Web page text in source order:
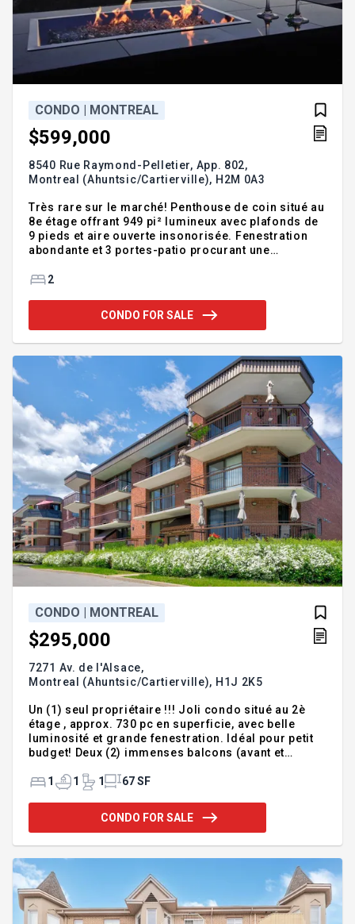
CONDO | MONTREAL
$599,000
8540 Rue Raymond-Pelletier, App. 802,
Montreal (Ahuntsic/Cartierville), H2M 0A3
Très rare sur le marché! Penthouse de coin situé au
8e étage offrant 949 pi² lumineux avec plafonds de
9 pieds et aire ouverte insonorisée. Fenestration
abondante et 3 portes-patio procurant une
de 422 pc brute orientée soleil avec vue dégagée au
2020. Thermopompe centrale. Stationnement
intérieur privé et rangement au garage. Accès à la
services, transport, piste cyclable. Une visite pour
2
CONDO FOR SALE
CONDO | MONTREAL
$295,000
7271 Av. de l'Alsace,
Montreal (Ahuntsic/Cartierville), H1J 2K5
Un (1) seul propriétaire !!! Joli condo situé au 2è
étage , approx. 730 pc en superficie, avec belle
luminosité et grande fenestration. Idéal pour petit
budget! Deux (2) immenses balcons (avant et
services tel que piste cyclable (derrière
pharmacie, Galeries D'Anjou, parc, autobus (44,
372), futur station de métro et plus encore. Espace
venir le visiter ! - La toiture de l'immeuble a été
refaite en 20
1 1 1 67 SF
CONDO FOR SALE